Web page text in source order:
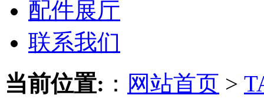
配件展厅
联系我们
当前位置: ： 网站首页 >